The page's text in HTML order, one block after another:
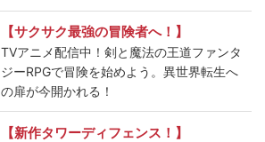
【サクサク最強の冒険者へ！】
TVアニメ配信中！剣と魔法の王道ファンタ
ジーRPGで冒険を始めよう。異世界転生へ
の扉が今開かれる！
【新作タワーディフェンス！】